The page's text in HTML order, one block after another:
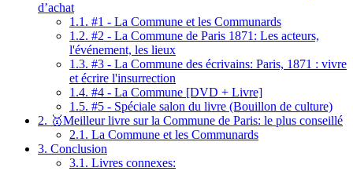
d’achat
1.1. #1 - La Commune et les Communards
1.2. #2 - La Commune de Paris 1871: Les acteurs,
l'événement, les lieux
1.3. #3 - La Commune des écrivains: Paris, 1871 : vivre
et écrire l'insurrection
1.4. #4 - La Commune [DVD + Livre]
1.5. #5 - Spéciale salon du livre (Bouillon de culture)
2. 🥇Meilleur livre sur la Commune de Paris: le plus conseillé
2.1. La Commune et les Communards
3. Conclusion
3.1. Livres connexes: